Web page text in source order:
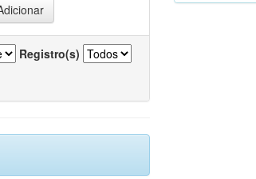
Registro(s)